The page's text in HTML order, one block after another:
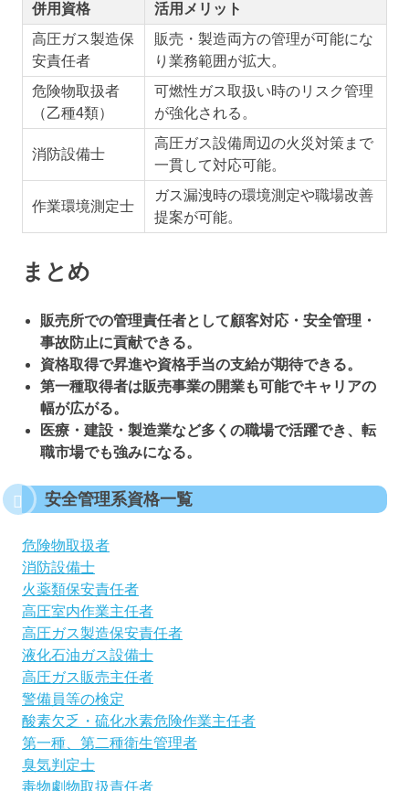
併用資格
活用メリット
高圧ガス製造保
安責任者
販売・製造両方の管理が可能にな
り業務範囲が拡大。
危険物取扱者
（乙種4類）
可燃性ガス取扱い時のリスク管理
が強化される。
消防設備士
高圧ガス設備周辺の火災対策まで
一貫して対応可能。
作業環境測定士
ガス漏洩時の環境測定や職場改善
提案が可能。
まとめ
販売所での管理責任者として顧客対応・安全管理・
事故防止に貢献できる。
資格取得で昇進や資格手当の支給が期待できる。
第一種取得者は販売事業の開業も可能でキャリアの
幅が広がる。
医療・建設・製造業など多くの職場で活躍でき、転
職市場でも強みになる。
安全管理系資格一覧
危険物取扱者
消防設備士
火薬類保安責任者
高圧室内作業主任者
高圧ガス製造保安責任者
液化石油ガス設備士
高圧ガス販売主任者
警備員等の検定
酸素欠乏・硫化水素危険作業主任者
第一種、第二種衛生管理者
臭気判定士
毒物劇物取扱責任者